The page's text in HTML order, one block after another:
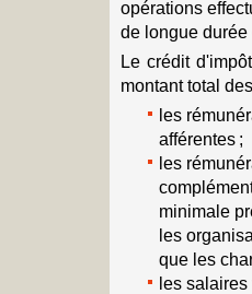
opérations
de longue
Le crédit
montant total
les
afférentes ;
les
minimale
les
que les
les